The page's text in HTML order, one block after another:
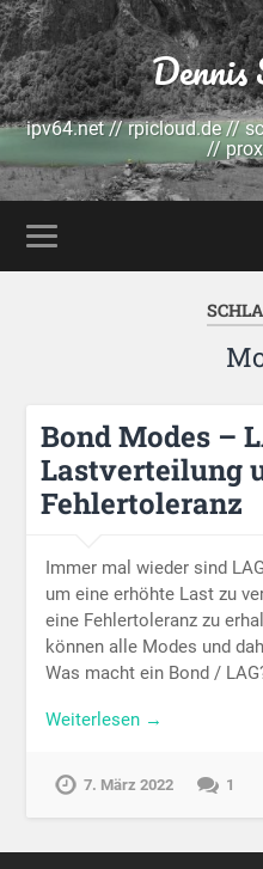
Dennis
ipv64.net // rpicloud.de //
//
Bond Modes –
Lastverteilung
Fehlertoleranz
Immer mal wieder sind
um eine erhöhte Last zu
eine Fehlertoleranz zu
können alle Modes und
Was macht ein Bond /
Weiterlesen →
7. März 2022 1